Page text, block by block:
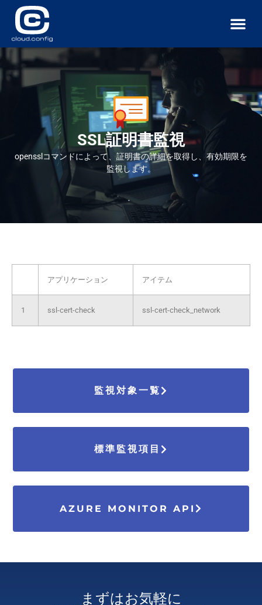
SSL証明書監視
opensslコマンドによって、証明書の詳細を取得し、有効期限を
監視します。
アプリケーション アイテム
1 ssl-cert-check ssl-cert-check_network
監視対象一覧
標準監視項目
AZURE MONITOR API
まずはお気軽に